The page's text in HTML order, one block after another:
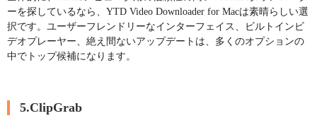
ーを探しているなら、YTD Video Downloader for Macは素晴らしい選
択です。ユーザーフレンドリーなインターフェイス、ビルトインビ
デオプレーヤー、絶え間ないアップデートは、多くのオプションの
中でトップ候補になります。
5.ClipGrab